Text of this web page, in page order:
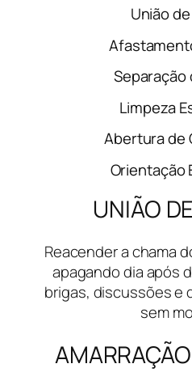
União
Separação
Limpeza
Abertura de
Orientação
UNIÃO
Reacender a chama
apagando dia após
brigas, discussões
sem